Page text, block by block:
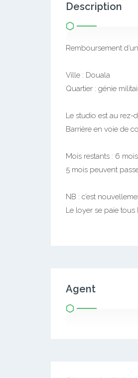
Description
Remboursement
Ville : Douala
Quartier : génie
Le studio est au rez-
Barrière en voie de
Mois restants : 6 mois
5 mois peuvent
NB : c’est
Le loyer se paie tous
Agent